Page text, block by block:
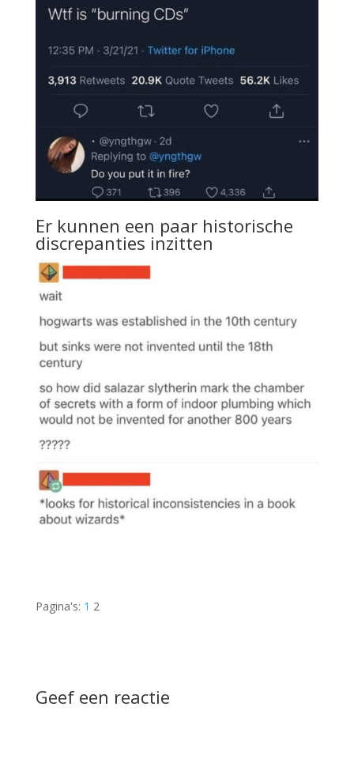
Er kunnen een paar historische
discrepanties inzitten
Pagina's: 1 2
Geef een reactie